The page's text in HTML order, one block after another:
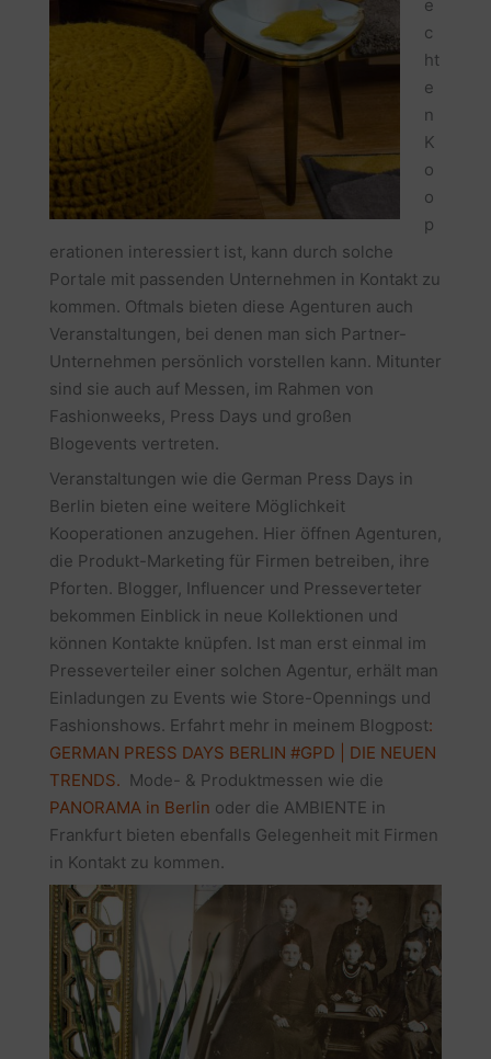
e
c
ht
e
n
K
o
o
p
erationen interessiert ist, kann durch solche
Portale mit passenden Unternehmen in Kontakt zu
kommen. Oftmals bieten diese Agenturen auch
Veranstaltungen, bei denen man sich Partner-
Unternehmen persönlich vorstellen kann. Mitunter
sind sie auch auf Messen, im Rahmen von
Fashionweeks, Press Days und großen
Blogevents vertreten.
Veranstaltungen wie die German Press Days in
Berlin bieten eine weitere Möglichkeit
Kooperationen anzugehen. Hier öffnen Agenturen,
die Produkt-Marketing für Firmen betreiben, ihre
Pforten. Blogger, Influencer und Presseverteter
bekommen Einblick in neue Kollektionen und
können Kontakte knüpfen. Ist man erst einmal im
Presseverteiler einer solchen Agentur, erhält man
Einladungen zu Events wie Store-Opennings und
Fashionshows. Erfahrt mehr in meinem Blogpost:
GERMAN PRESS DAYS BERLIN #GPD | DIE NEUEN
TRENDS. Mode- & Produktmessen wie die
PANORAMA in Berlin oder die AMBIENTE in
Frankfurt bieten ebenfalls Gelegenheit mit Firmen
in Kontakt zu kommen.